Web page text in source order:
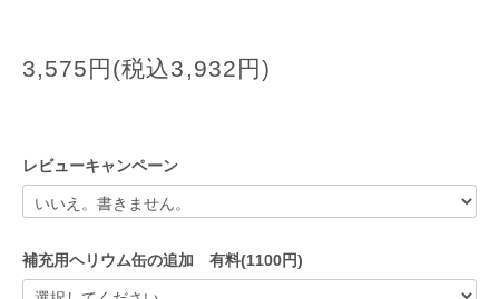
3,575円(税込3,932円)
レビューキャンペーン
補充用ヘリウム缶の追加 有料(1100円)